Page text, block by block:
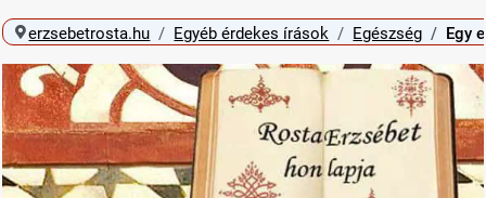
erzsebetrosta.hu Egyéb érdekes írások Egészség Egy